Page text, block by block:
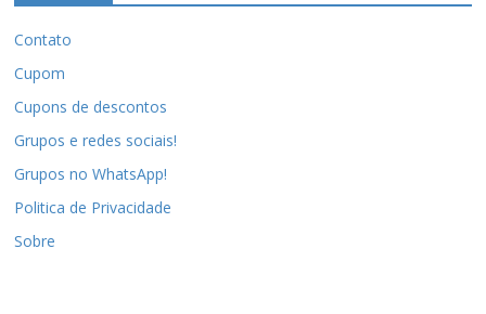
Contato
Cupom
Cupons de descontos
Grupos e redes sociais!
Grupos no WhatsApp!
Politica de Privacidade
Sobre